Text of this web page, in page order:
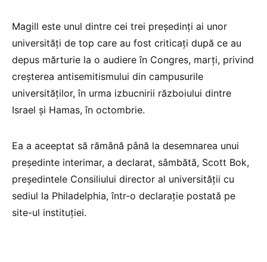
Magill este unul dintre cei trei preşedinţi ai unor
universităţi de top care au fost criticaţi după ce au
depus mărturie la o audiere în Congres, marţi, privind
creşterea antisemitismului din campusurile
universităţilor, în urma izbucnirii războiului dintre
Israel şi Hamas, în octombrie.
Ea a aceeptat să rămână până la desemnarea unui
preşedinte interimar, a declarat, sâmbătă, Scott Bok,
preşedintele Consiliului director al universităţii cu
sediul la Philadelphia, într-o declaraţie postată pe
site-ul instituţiei.